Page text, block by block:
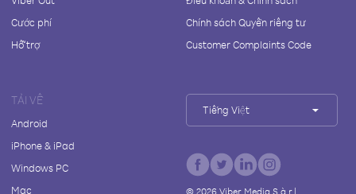
Cước phí
Hỗ trợ
Chính sách Quyền riêng tư
Customer Complaints Code
TẢI VỀ
Android
iPhone & iPad
Windows PC
Mac
Tiếng Việt
© 2026Viber Media S.à r.l.